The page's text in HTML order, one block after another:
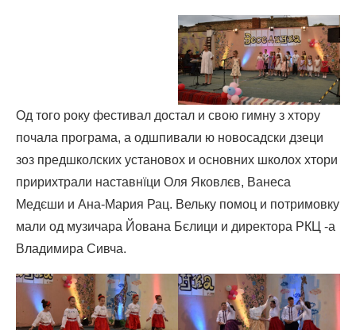
Од того року фестивал достал и свою гимну з хтору
почала програма, а одшпивали ю новосадски дзеци
зоз предшколских установох и основних школох хтори
пририхтрали наставнїци Оля Яковлєв, Ванеса
Медєши и Ана-Мария Рац. Вельку помоц и потримовку
мали од музичара Йована Бєлици и директора РКЦ -а
Владимира Сивча.